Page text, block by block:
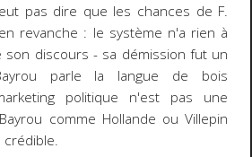
pas dire que les chances de F.
revanche : le système n'a rien à
son discours - sa démission fut un
parle la langue de bois
politique n'est pas une
comme Hollande ou Villepin